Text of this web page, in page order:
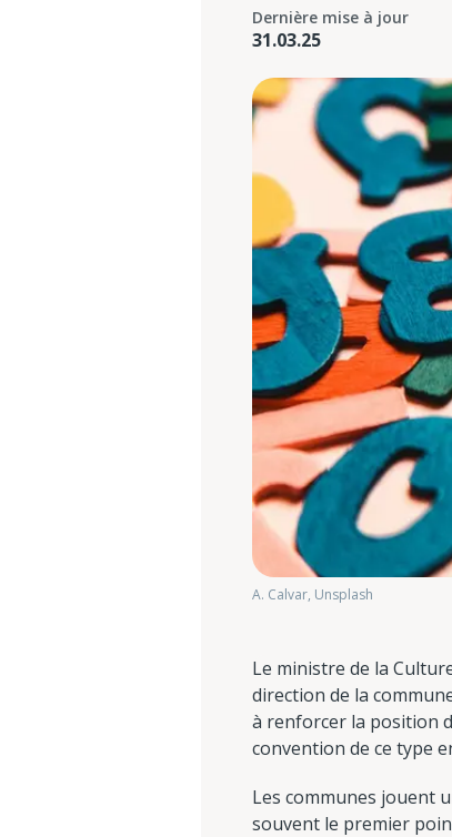
Dernière mise à jour
31.03.25
A. Calvar, Unsplash
Le ministre de la
direction de la
à renforcer la position
convention de ce type
Les communes jouent
souvent le premier